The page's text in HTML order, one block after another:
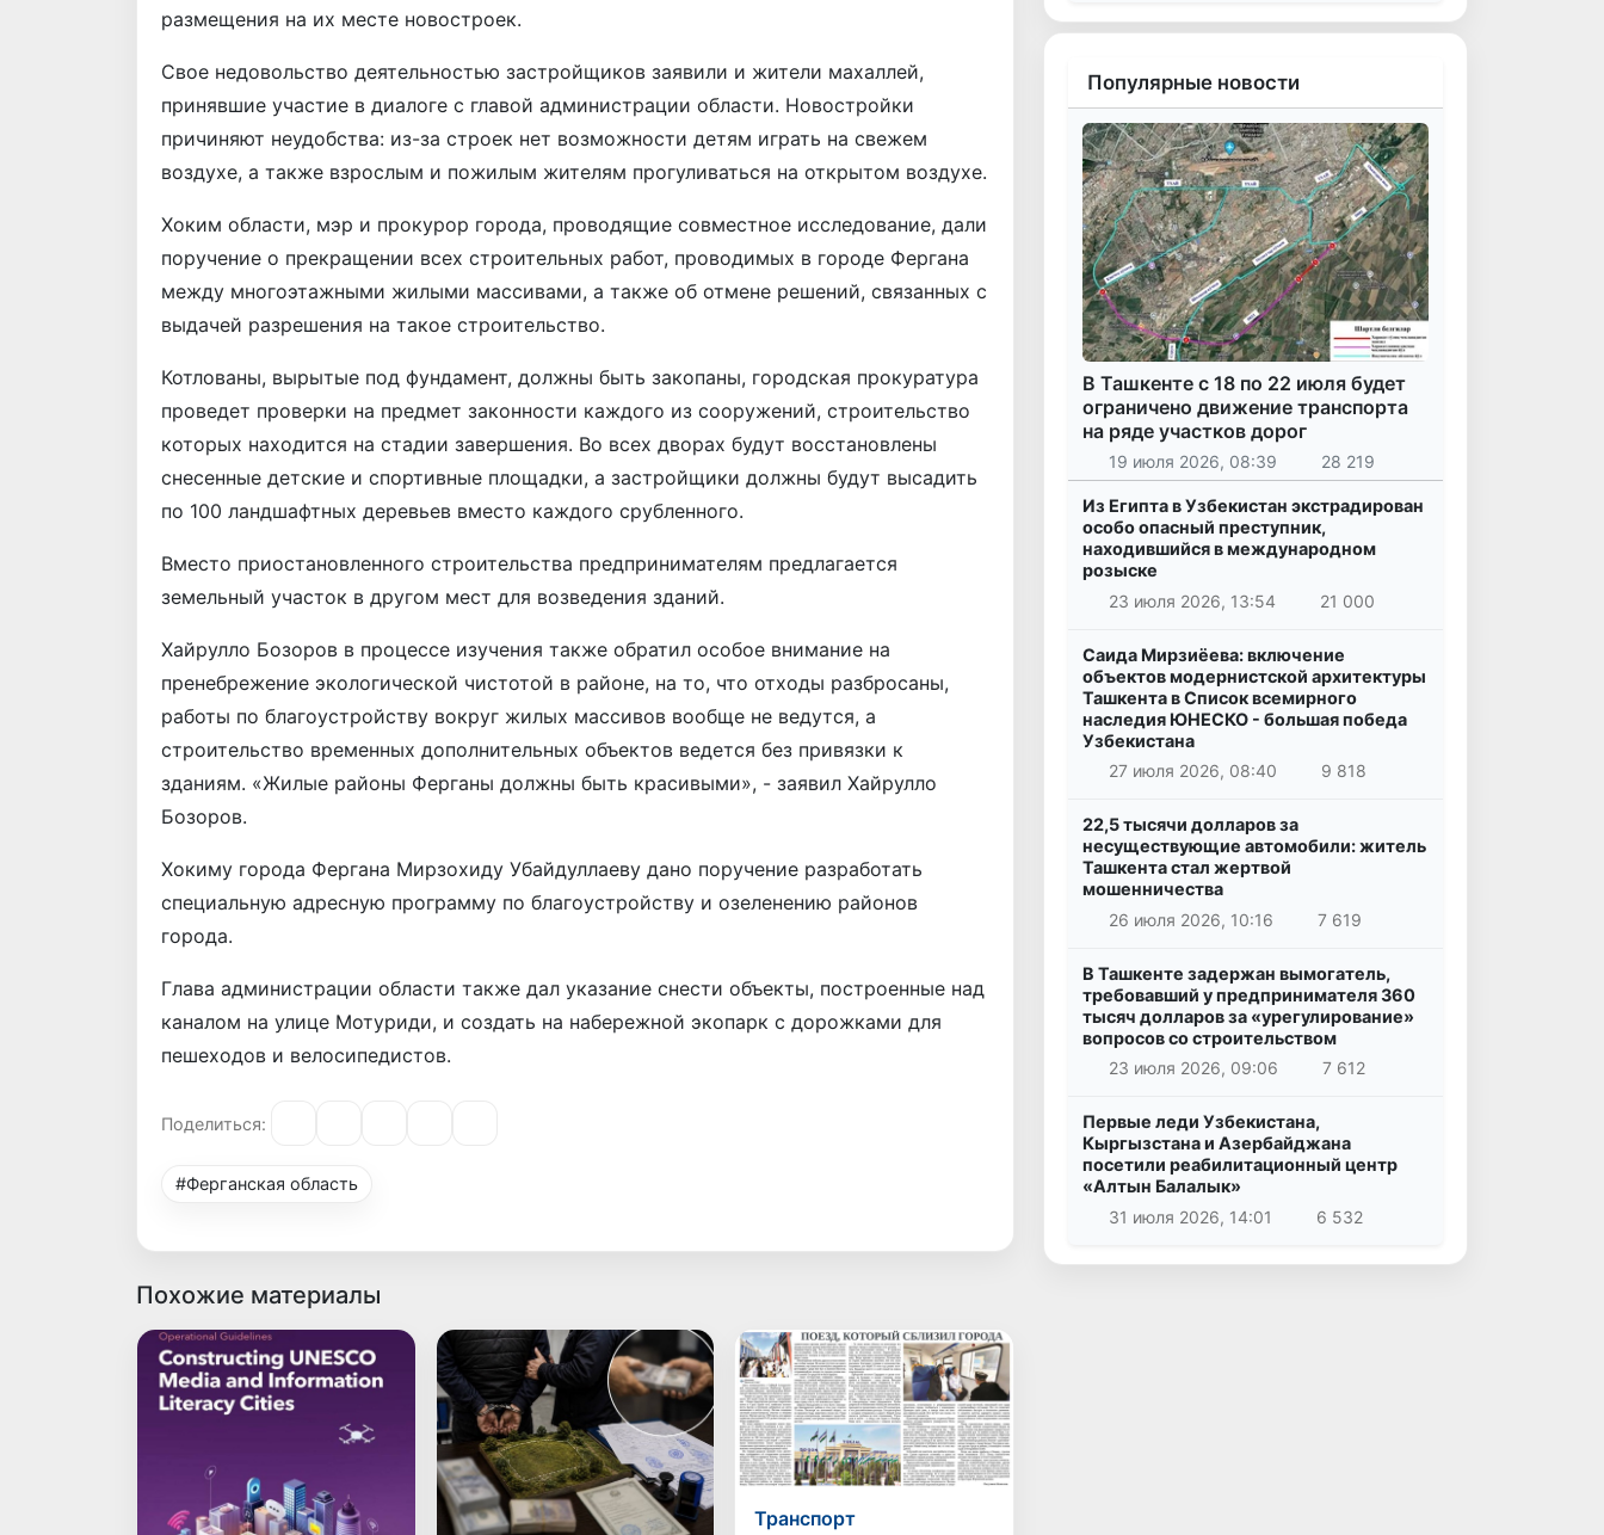
размещения на их месте новостроек.
Свое недовольство деятельностью застройщиков заявили и жители махаллей,
принявшие участие в диалоге с главой администрации области. Новостройки
причиняют неудобства: из-за строек нет возможности детям играть на свежем
воздухе, а также взрослым и пожилым жителям прогуливаться на открытом воздухе.
Хоким области, мэр и прокурор города, проводящие совместное исследование, дали
поручение о прекращении всех строительных работ, проводимых в городе Фергана
между многоэтажными жилыми массивами, а также об отмене решений, связанных с
выдачей разрешения на такое строительство.
Котлованы, вырытые под фундамент, должны быть закопаны, городская прокуратура
проведет проверки на предмет законности каждого из сооружений, строительство
которых находится на стадии завершения. Во всех дворах будут восстановлены
снесенные детские и спортивные площадки, а застройщики должны будут высадить
по 100 ландшафтных деревьев вместо каждого срубленного.
Вместо приостановленного строительства предпринимателям предлагается
земельный участок в другом мест для возведения зданий.
Хайрулло Бозоров в процессе изучения также обратил особое внимание на
пренебрежение экологической чистотой в районе, на то, что отходы разбросаны,
работы по благоустройству вокруг жилых массивов вообще не ведутся, а
строительство временных дополнительных объектов ведется без привязки к
зданиям. «Жилые районы Ферганы должны быть красивыми», - заявил Хайрулло
Бозоров.
Хокиму города Фергана Мирзохиду Убайдуллаеву дано поручение разработать
специальную адресную программу по благоустройству и озеленению районов
города.
Глава администрации области также дал указание снести объекты, построенные над
каналом на улице Мотуриди, и создать на набережной экопарк с дорожками для
пешеходов и велосипедистов.
Поделиться:
#Ферганская область
Похожие материалы
Транспорт
Популярные новости
В Ташкенте с 18 по 22 июля будет
ограничено движение транспорта
на ряде участков дорог
19 июля 2026, 08:39 28 219
Из Египта в Узбекистан экстрадирован
особо опасный преступник,
находившийся в международном
розыске
23 июля 2026, 13:54
21 000
Саида Мирзиёева: включение
объектов модернистской архитектуры
Ташкента в Список всемирного
наследия ЮНЕСКО - большая победа
Узбекистана
27 июля 2026, 08:40
9 818
22,5 тысячи долларов за
несуществующие автомобили: житель
Ташкента стал жертвой
мошенничества
26 июля 2026, 10:16
7 619
В Ташкенте задержан вымогатель,
требовавший у предпринимателя 360
тысяч долларов за «урегулирование»
вопросов со строительством
23 июля 2026, 09:06
7 612
Первые леди Узбекистана,
Кыргызстана и Азербайджана
посетили реабилитационный центр
«Алтын Балалык»
31 июля 2026, 14:01
6 532